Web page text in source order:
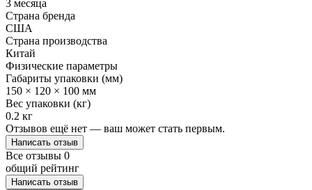
3 месяца
Страна бренда
США
Страна производства
Китай
Физические параметры
Габариты упаковки (мм)
150 × 120 × 100 мм
Вес упаковки (кг)
0.2 кг
Отзывов ещё нет — ваш может стать первым.
Написать отзыв
Все отзывы 0
общий рейтинг
Написать отзыв